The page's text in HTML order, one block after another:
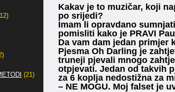
Kakav je to muzičar, koji
po srijedi?
Imam li opravdano
pomisliti kako je PRAVI
Da vam dam jedan primjer
Pjesma Oh Darling je
truneji pjevali mnogo
otpjevati. Jedan od takvih
za 6 koplja nedostižna za
– NE MOGU. Moj falset je
(21)